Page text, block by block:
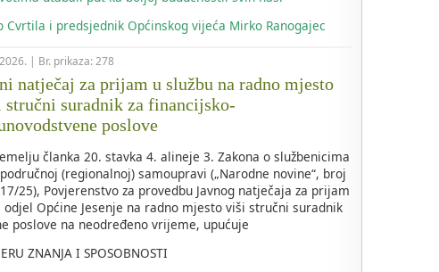
i predsjednik Općinskog vijeća Mirko Ranogajec
| Br. prikaza: 278
natječaj za prijam u službu na radno mjesto
stručni suradnik za financijsko-
poslove
članka 20. stavka 4. alineje 3. Zakona o službenicima
(regionalnoj) samoupravi („Narodne novine“, broj
25), Povjerenstvo za provedbu Javnog natječaja za prijam
odjel Općine Jesenje na radno mjesto viši stručni suradnik
poslove na neodređeno vrijeme, upućuje
ZNANJA I SPOSOBNOSTI